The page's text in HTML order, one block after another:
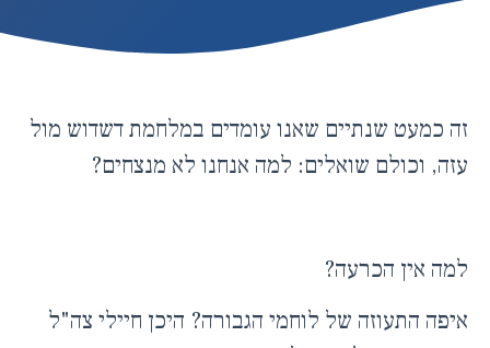
זה כמעט שנתיים שאנו עומדים במלחמת דשדוש מול
עזה, וכולם שואלים: למה אנחנו לא מנצחים?
למה אין הכרעה?
איפה התעוזה של לוחמי הגבורה? היכן חיילי צה"ל